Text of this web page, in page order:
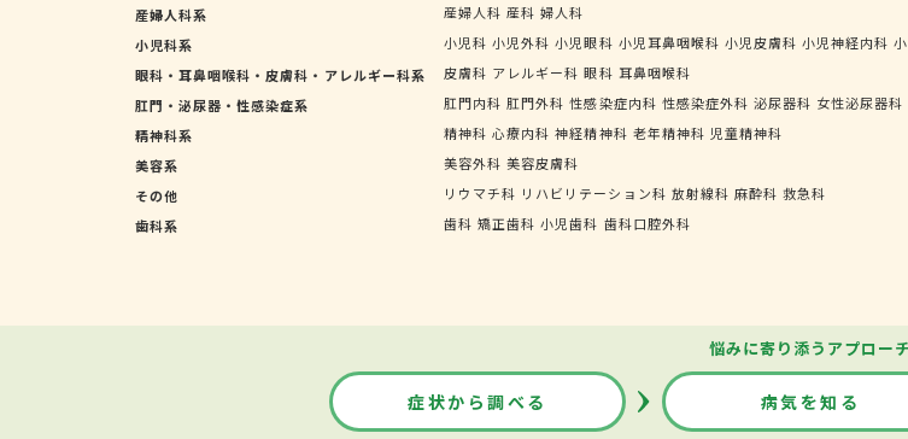
産婦人科系
産婦人科 産科 婦人科
小児科系
小児科 小児外科 小児眼科 小児耳鼻咽喉科 小児皮膚科 小児神経内科
眼科・耳鼻咽喉科・皮膚科・アレルギー科系
皮膚科 アレルギー科 眼科 耳鼻咽喉科
肛門・泌尿器・性感染症系
肛門内科 肛門外科 性感染症内科 性感染症外科 泌尿器科 女性泌尿器科
精神科系
精神科 心療内科 神経精神科 老年精神科 児童精神科
美容系
美容外科 美容皮膚科
その他
リウマチ科 リハビリテーション科 放射線科 麻酔科 救急科
歯科系
歯科 矯正歯科 小児歯科 歯科口腔外科
悩みに寄り添うアプロー
症状から調べる 病気を知る